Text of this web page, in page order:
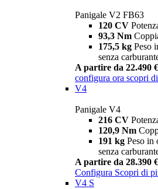
Panigale V2 FB63
120 CV
93,3 Nm
175,5 kg Peso
senza
A partire da 22.490 €
configura ora scopri
V4
Panigale V4
216 CV
120,9 Nm
191 kg Peso in
senza
A partire da 28.390 €
Configura Scopri di
V4 S